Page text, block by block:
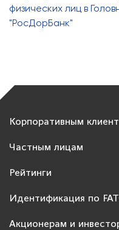
физических лиц в
"РосДорБанк"
Корпоративным
Частным лицам
Рейтинги
Идентификация по
Акционерам и